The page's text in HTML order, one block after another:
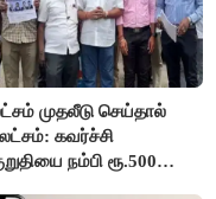
முதலீடு செய்தால்
லட்சம்: கவர்ச்சி
நம்பி ரூ.500